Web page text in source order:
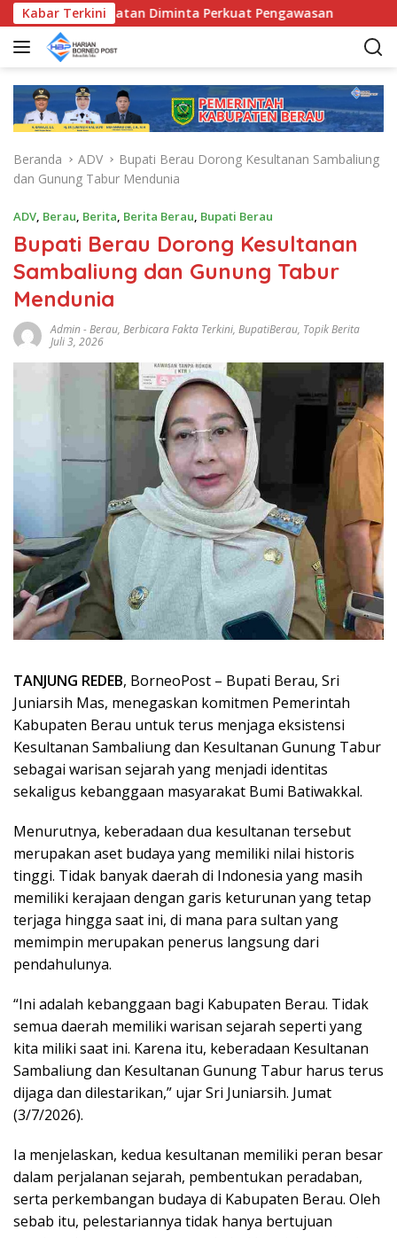
a
Kabar Terkini
Kecamatan Diminta Perkuat Pengawasan
Beranda ADV
Bupati Berau Dorong Kesultanan Sambaliung
dan Gunung Tabur Mendunia
ADV, Berau, Berita, Berita Berau, Bupati Berau
Bupati Berau Dorong Kesultanan
Sambaliung dan Gunung Tabur
Mendunia
Admin-Berau, Berbicara Fakta Terkini, BupatiBerau, Topik Berita
Juli 3, 2026
TANJUNG REDEB, BorneoPost – Bupati Berau, Sri
Juniarsih Mas, menegaskan komitmen Pemerintah
Kabupaten Berau untuk terus menjaga eksistensi
Kesultanan Sambaliung dan Kesultanan Gunung Tabur
sebagai warisan sejarah yang menjadi identitas
sekaligus kebanggaan masyarakat Bumi Batiwakkal.
Menurutnya, keberadaan dua kesultanan tersebut
merupakan aset budaya yang memiliki nilai historis
tinggi. Tidak banyak daerah di Indonesia yang masih
memiliki kerajaan dengan garis keturunan yang tetap
terjaga hingga saat ini, di mana para sultan yang
memimpin merupakan penerus langsung dari
pendahulunya.
“Ini adalah kebanggaan bagi Kabupaten Berau. Tidak
semua daerah memiliki warisan sejarah seperti yang
kita miliki saat ini. Karena itu, keberadaan Kesultanan
Sambaliung dan Kesultanan Gunung Tabur harus terus
dijaga dan dilestarikan,” ujar Sri Juniarsih. Jumat
(3/7/2026).
Ia menjelaskan, kedua kesultanan memiliki peran besar
dalam perjalanan sejarah, pembentukan peradaban,
serta perkembangan budaya di Kabupaten Berau. Oleh
sebab itu, pelestariannya tidak hanya bertujuan